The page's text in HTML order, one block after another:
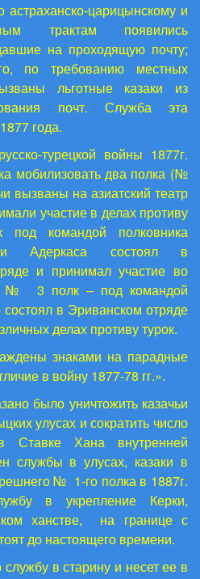
царицынскому и
трактам появились
на проходящую почту;
по требованию местных
льготные казаки из
почт. Служба эта
года.
войны 1877г.
мобилизовать два полка (№
вызваны на азиатский театр
участие в делах противу
командой полковника
Адеркаса состоял в
и принимал участие во
№ 3 полк – под командой
состоял в Эриванском отряде
делах противу турок.
знаками на парадные
в войну 1877-78 гг.».
было уничтожить казачьи
улусах и сократить число
Ставке Хана внутренней
службы в улусах, казаки в
№ 1-го полка в 1887г.
в укрепление Керки,
ханстве, на границе с
до настоящего времени.
в старину и несет ее в